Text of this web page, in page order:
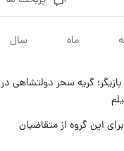
جزئیات فعال‌سازی «کیف پول
اعلام شد+فیلم
طلا و سکه امروز پنجشنبه
ماه سال
گریه سحر دولتشاهی در
این گروه از متقاضیان